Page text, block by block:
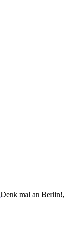
Denk mal an Berlin!,